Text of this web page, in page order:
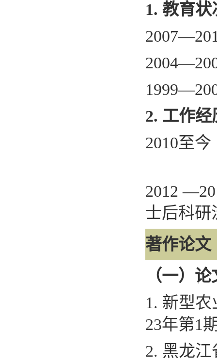
1. 教育状
2007—20
2. 工作经
2010至今
2012
士后科研
著作论文
（一）论
1. 新型农
23年第1
2. 黑龙江